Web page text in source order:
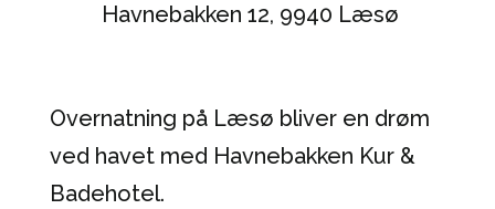
Havnebakken 12, 9940 Læsø
Overnatning på Læsø bliver en drøm
ved havet med Havnebakken Kur &
Badehotel.